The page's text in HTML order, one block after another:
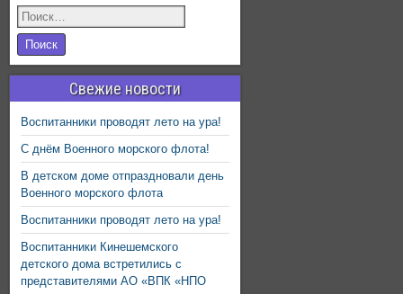
Свежие новости
Воспитанники проводят лето на ура!
С днём Военного морского флота!
В детском доме отпраздновали день
Военного морского флота
Воспитанники проводят лето на ура!
Воспитанники Кинешемского
детского дома встретились с
представителями АО «ВПК «НПО